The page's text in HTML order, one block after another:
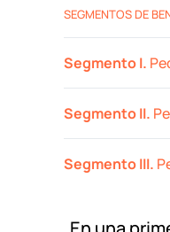
SEGMENTOS DE
Segmento I.
Segmento II.
Segmento III.